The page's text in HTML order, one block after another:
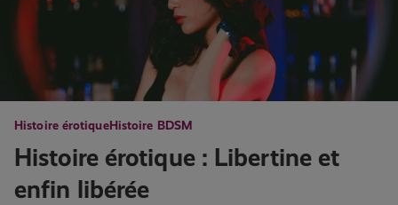
Histoire érotiqueHistoire BDSM
Histoire érotique : Libertine et
enfin libérée